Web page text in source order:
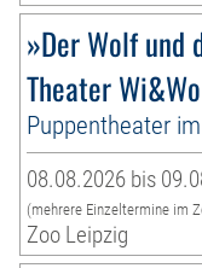
»Der Wolf und
Theater Wi&Wo
Puppentheater
08.08.2026 bis
(mehrere Einzeltermine im
Zoo Leipzig